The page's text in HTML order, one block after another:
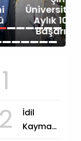
Aylık 10 Bin TL
Başarı Bursu
1
2
İdil